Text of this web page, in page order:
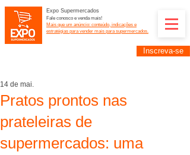
Expo Supermercados
Fale conosco e venda mais!
Mais que um anúncio: conteúdo, indicações e
estratégias para vender mais para supermercados.
Inscreva-se
Pratos prontos nas
prateleiras de
supermercados: uma
14 de mai.